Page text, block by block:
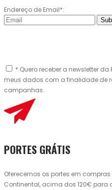
Endereço de Email*:
* Quero receber a newsletter
meus dados com a finalidade de
campanhas.
PORTES GRÁTIS
Oferecemos os portes em
Continental, acima dos 120€ para